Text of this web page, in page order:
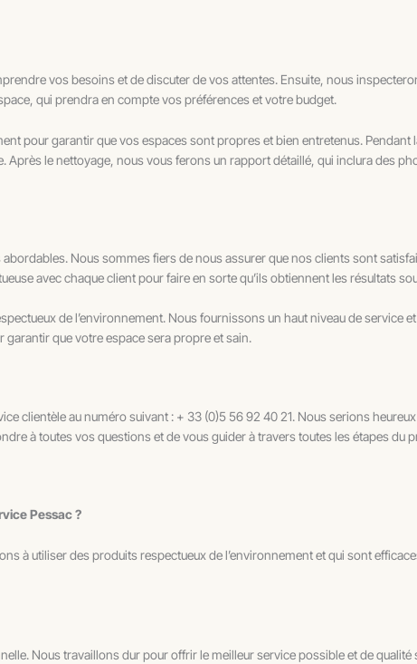
vos besoins et de discuter de vos attentes. Ensuite, nous
qui prendra en compte vos préférences et votre budget.
pour garantir que vos espaces sont propres et bien entretenus. Pendant
le nettoyage, nous vous ferons un rapport détaillé, qui inclura des
Nous sommes fiers de nous assurer que nos clients sont
avec chaque client pour faire en sorte qu’ils obtiennent les résultats
de l’environnement. Nous fournissons un haut niveau de service
que votre espace sera propre et sain.
clientèle au numéro suivant : + 33 (0)5 56 92 40 21. Nous serions
à toutes vos questions et de vous guider à travers toutes les étapes du
Pessac ?
à utiliser des produits respectueux de l’environnement et qui sont
Nous travaillons dur pour offrir le meilleur service possible et de qualité